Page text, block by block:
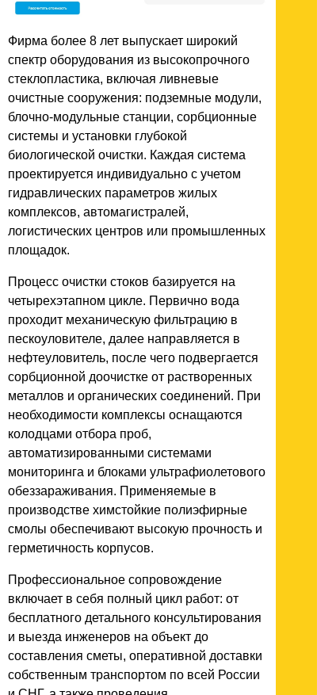
Фирма более 8 лет выпускает широкий
спектр оборудования из высокопрочного
стеклопластика, включая ливневые
очистные сооружения: подземные модули,
блочно-модульные станции, сорбционные
системы и установки глубокой
биологической очистки. Каждая система
проектируется индивидуально с учетом
гидравлических параметров жилых
комплексов, автомагистралей,
логистических центров или промышленных
площадок.
Процесс очистки стоков базируется на
четырехэтапном цикле. Первично вода
проходит механическую фильтрацию в
пескоуловителе, далее направляется в
нефтеуловитель, после чего подвергается
сорбционной доочистке от растворенных
металлов и органических соединений. При
необходимости комплексы оснащаются
колодцами отбора проб,
автоматизированными системами
мониторинга и блоками ультрафиолетового
обеззараживания. Применяемые в
производстве химстойкие полиэфирные
смолы обеспечивают высокую прочность и
герметичность корпусов.
Профессиональное сопровождение
включает в себя полный цикл работ: от
бесплатного детального консультирования
и выезда инженеров на объект до
составления сметы, оперативной доставки
собственным транспортом по всей России